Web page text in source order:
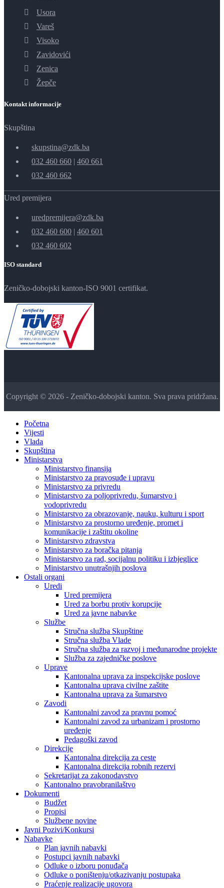
Usora
Vareš
Visoko
Zavidovići
Zenica
Žepče
Kontakt informacije
Skupština
skupstina@zdk.ba
032 460 660 | 460 661
032 460 662
Ured premijera
uredpremijera@zdk.ba
032 460 600 | 460 601
032 460 602
ISO standard
Zeničko-dobojski kanton-ISO 9001 certifikat.
Copyright © 2026 - Zeničko-dobojski kanton. Sva prava pridržana.
Početna
Vijesti
Vlada
Skupština
Ministarstva
Ministarstvo finansija
Ministarstvo za pravosuđe i upravu
Ministarstvo za privredu
Ministarstvo za poljoprivredu, šumarstvo i
vodoprivredu
Ministarstvo za obrazovanje, nauku, kulturu i sport
Ministarstvo za prostorno uređenje, promet i
komunikacije i zaštitu okoline
Ministarstvo zdravstva
Ministarstvo za boračka pitanja
Ministarstvo za rad, socijalnu politiku i izbjeglice
Ministarstvo unutrašnjih poslova
Ostali organi
Uredi
Ured premijera
Ured za borbu protiv korupcije
Ured za javne nabavke
Službe
Stručna služba Skupštine
Stručna služba Vlade
Stručna služba za razvoj i međunarodne projekte
Služba za zajedničke poslove
Uprave
Kantonalna uprava za inspekcijske poslove
Kantonalna uprava civilne zaštite
Kantonalna uprava za šumarstvo
Zavodi
Kantonalni zavod za pravnu pomoć
Kantonalni zavod za urbanizam i prostorno
uređenje
Pedagoški zavod
Direkcije
Kantonalna direkcija za ceste
Kantonalna direkcija robnih rezervi
Sekretarijat za zakonodavstvo
Kantonalno pravobranilaštvo
Dokumenti
Budžet
Propisi
Službene novine
Javni Pozivi/Konkursi
Nabavke
Plan javnih nabavki
Postupci javnih nabavki
Odluke o izboru ponuđača
Odluke o poništenju/otkazivanju postupaka
Praćenje realizacije ugovora